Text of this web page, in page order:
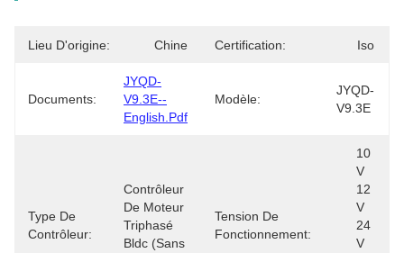
Lieu D'origine: Chine Certification: Iso
Documents:
JYQD-
V9.3E--
English.pdf
Modèle:
JYQD-
V9.3E
Type De
Contrôleur:
Contrôleur
De Moteur
Triphasé
Bldc (sans
Tension De
Fonctionnement:
10
V
12
V
24
V